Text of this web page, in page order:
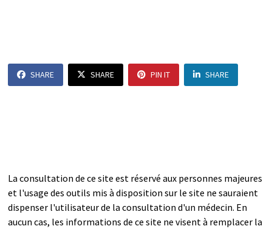
SHARE SHARE PIN IT SHARE
La consultation de ce site est réservé aux personnes majeures
et l'usage des outils mis à disposition sur le site ne sauraient
dispenser l'utilisateur de la consultation d'un médecin. En
aucun cas, les informations de ce site ne visent à remplacer la